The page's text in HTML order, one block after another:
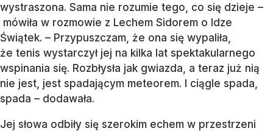
wystraszona. Sama nie rozumie tego, co się dzieje –
mówiła w rozmowie z Lechem Sidorem o Idze
Świątek. – Przypuszczam, że ona się wypaliła,
że tenis wystarczył jej na kilka lat spektakularnego
wspinania się. Rozbłysła jak gwiazda, a teraz już nią
nie jest, jest spadającym meteorem. I ciągle spada,
spada – dodawała.
Jej słowa odbiły się szerokim echem w przestrzeni